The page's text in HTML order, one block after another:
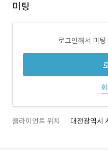
미팅
로그인해서 미
클라이언트 위치 대전광역시